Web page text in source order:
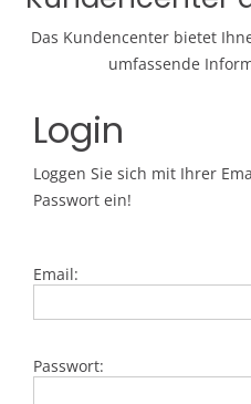
Das Kundencenter bietet
umfassende
Login
Loggen Sie sich mit Ihrer
Passwort ein!
Email:
Passwort: